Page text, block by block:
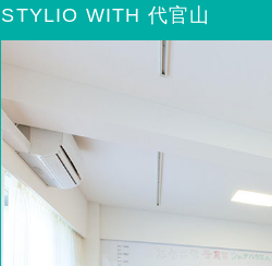
STYLIO WITH 代官山